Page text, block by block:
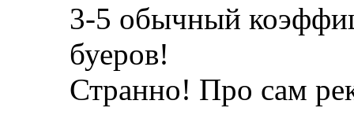
3-5 обычный
буеров!
Странно! Про сам